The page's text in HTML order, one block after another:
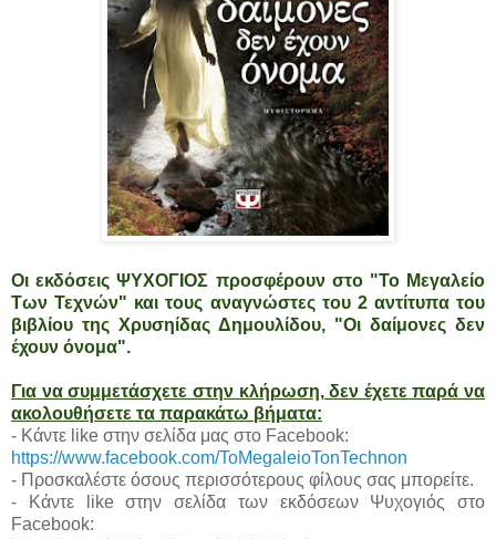
Οι εκδόσεις ΨΥΧΟΓΙΟΣ προσφέρουν στο "Το Μεγαλείο
Των Τεχνών" και τους αναγνώστες του 2 αντίτυπα του
βιβλίου της Χρυσηίδας Δημουλίδου, "Οι δαίμονες δεν
έχουν όνομα".
Για να συμμετάσχετε στην κλήρωση, δεν έχετε παρά να
ακολουθήσετε τα παρακάτω βήματα:
- Κάντε like στην σελίδα μας στο Facebook:
https://www.facebook.com/ToMegaleioTonTechnon
- Προσκαλέστε όσους περισσότερους φίλους σας μπορείτε.
- Κάντε like στην σελίδα των εκδόσεων Ψυχογιός στο
Facebook: